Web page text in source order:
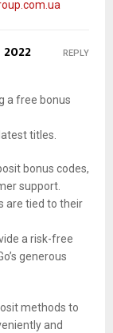
a free bonus
titles.
bonus codes,
support.
are tied to their
a risk-free
generous
methods to
and
REPLY